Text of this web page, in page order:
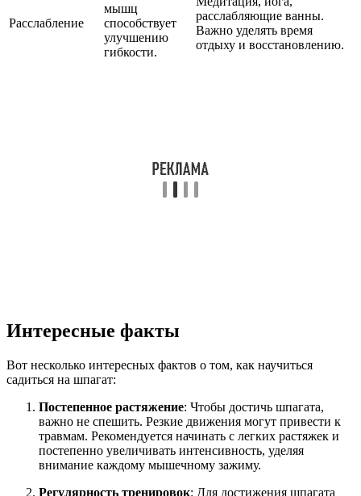
Расслабление
мышц
способствует
улучшению
гибкости.
расслабляющие ванны.
Важно уделять время
отдыху и восстановлению.
Интересные факты
Вот несколько интересных фактов о том, как научиться
садиться на шпагат:
Постепенное растяжение: Чтобы достичь шпагата,
важно не спешить. Резкие движения могут привести к
травмам. Рекомендуется начинать с легких растяжек и
постепенно увеличивать интенсивность, уделяя
внимание каждому мышечному зажиму.
Регулярность тренировок: Для достижения шпагата